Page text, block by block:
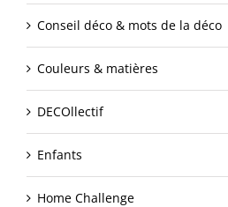
Conseil déco & mots de la déco
Couleurs & matières
DECOllectif
Enfants
Home Challenge